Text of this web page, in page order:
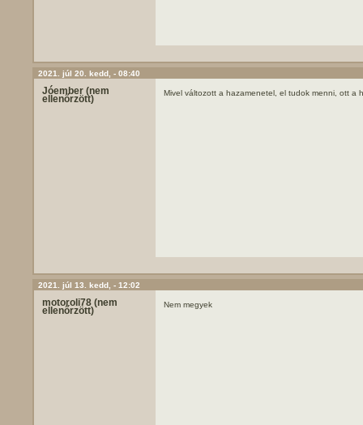
2021. júl 20. kedd, - 08:40
Jóember (nem
ellenőrzött)
Mivel változott a hazamenetel, el tudok menni, ott a
2021. júl 13. kedd, - 12:02
motoroli78 (nem
ellenőrzött)
Nem megyek